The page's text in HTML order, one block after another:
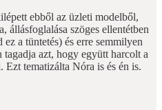
ebből az üzleti modelből,
állásfoglalása szöges ellentétben
a tüntetés) és erre semmilyen
azt, hogy együtt harcolt a
tematizálta Nóra is és én is.